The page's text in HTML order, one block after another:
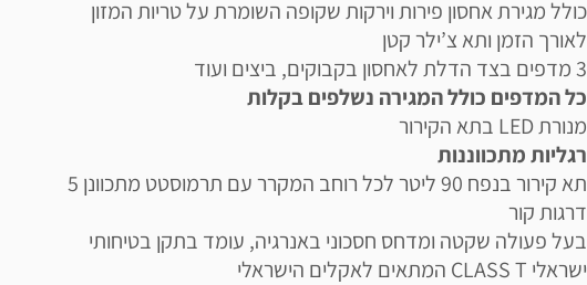
כולל מגירת אחסון פירות וירקות שקופה השומרת על טריות המזון
לאורך הזמן ותא צ’ילר קטן
3 מדפים בצד הדלת לאחסון בקבוקים, ביצים ועוד
כל המדפים כולל המגירה נשלפים בקלות
מנורת LED בתא הקירור
רגליות מתכווננות
תא קירור בנפח 90 ליטר לכל רוחב המקרר עם תרמוסטט מתכוונן 5
דרגות קור
בעל פעולה שקטה ומדחס חסכוני באנרגיה, עומד בתקן בטיחותי
ישראלי CLASS T המתאים לאקלים הישראלי